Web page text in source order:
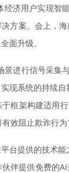
经济用户实现智
方案。会上，
面升级。
景进行信号采集
现系统的持续
框架构建适用
效阻止欺诈行为
台提供的技术
伴提供免费的